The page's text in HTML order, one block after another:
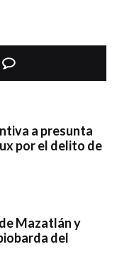
a presunta
por el delito de
Mazatlán y
del